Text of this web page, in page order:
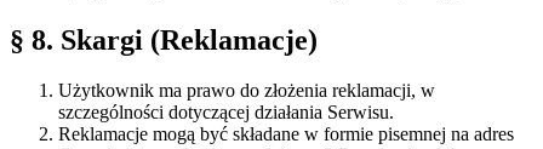
§ 8. Skargi (Reklamacje)
Użytkownik ma prawo do złożenia reklamacji, w
szczególności dotyczącej działania Serwisu.
Reklamacje mogą być składane w formie pisemnej na adres